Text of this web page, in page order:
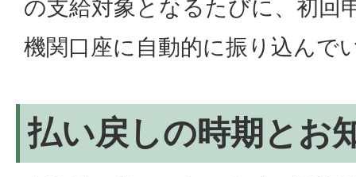
の支給対象となるたびに、初回
機関口座に自動的に振り込んで
払い戻しの時期とお